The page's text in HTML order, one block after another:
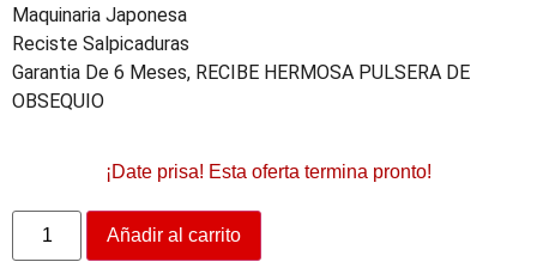
Maquinaria Japonesa
Reciste Salpicaduras
Garantia De 6 Meses, RECIBE HERMOSA PULSERA DE
OBSEQUIO
¡Date prisa! Esta oferta termina pronto!
Añadir al carrito